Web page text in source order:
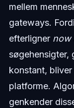
mellem
gateways.
efterligner now
søgehensigter,
konstant,
platforme.
genkender